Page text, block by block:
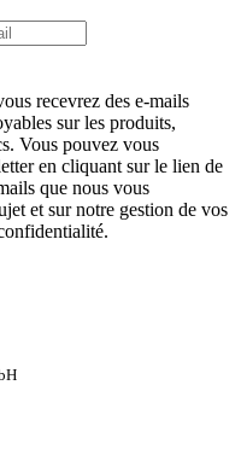
recevrez des e-mails
sur les produits,
Vous pouvez vous
en cliquant sur le lien de
que nous vous
et sur notre gestion de vos